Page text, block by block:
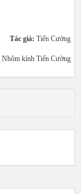
Tác giả: Tiến Cường
Nhôm kính Tiến Cường